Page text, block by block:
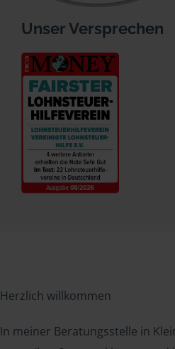
Unser Versprechen
Herzlich willkommen
In meiner Beratungsstelle in